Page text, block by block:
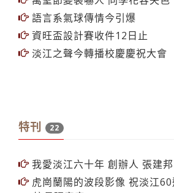
萬聖節變裝嚇人 同學花容失色
語言系氣球傳情今引爆
資旺盃設計賽收件12日止
我愛淡江六十年 創辦人 張建邦